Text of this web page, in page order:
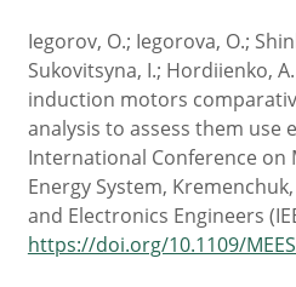
Iegorov, O.; Iegorova, O.;
Sukovitsyna, I.; Hordiienko,
induction motors
analysis to assess them use
International Conference on
Energy System,
and Electronics Engineers
https://doi.org/10.1109/